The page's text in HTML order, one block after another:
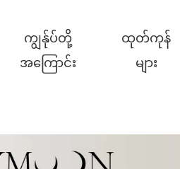
ကျွန်ုပ်တို့
အကြောင်း
ထုတ်ကုန်
များ